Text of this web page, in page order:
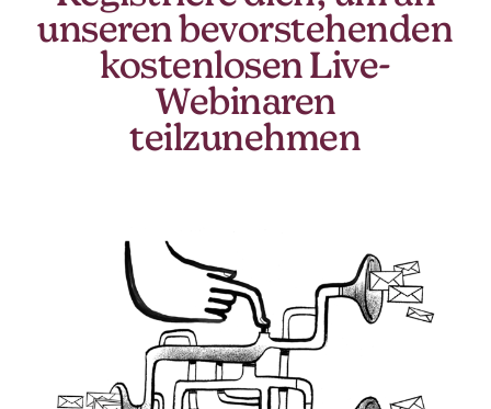
unseren bevorstehenden
kostenlosen Live-
Webinaren
teilzunehmen